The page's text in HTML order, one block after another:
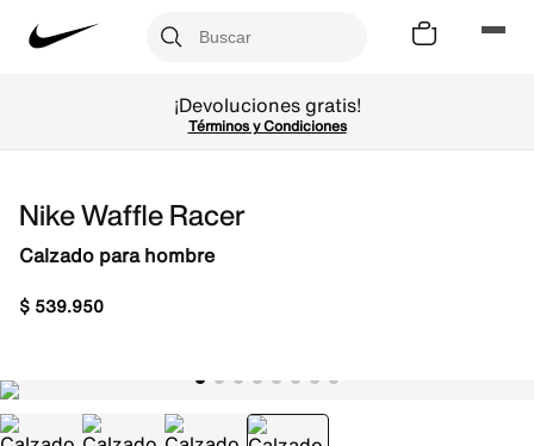
¡Devoluciones gratis!
Términos y Condiciones
Nike Waffle Racer
Calzado para hombre
$ 539.950